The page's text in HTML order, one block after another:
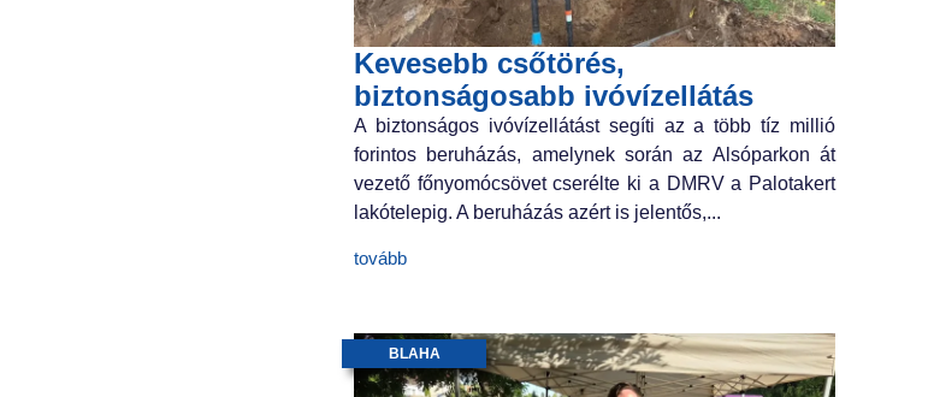
Kevesebb csőtörés,
biztonságosabb ivóvízellátás
A biztonságos ivóvízellátást segíti az a több tíz millió
forintos beruházás, amelynek során az Alsóparkon át
vezető főnyomócsövet cserélte ki a DMRV a Palotakert
lakótelepig. A beruházás azért is jelentős,...
tovább
BLAHA